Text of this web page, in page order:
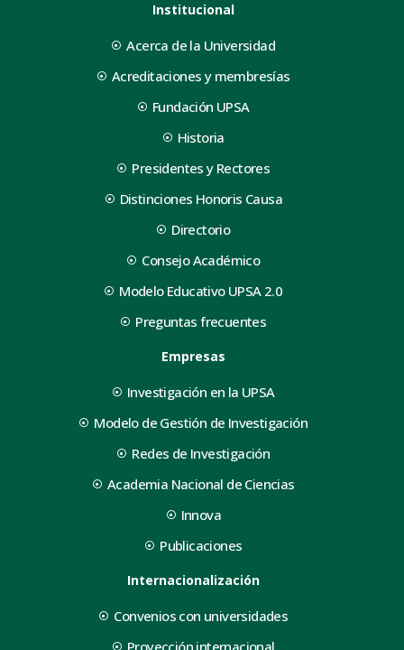
Institucional
Acerca de la Universidad
Acreditaciones y membresías
Fundación UPSA
Historia
Presidentes y Rectores
Distinciones Honoris Causa
Directorio
Consejo Académico
Modelo Educativo UPSA 2.0
Preguntas frecuentes
Empresas
Investigación en la UPSA
Modelo de Gestión de Investigación
Redes de Investigación
Academia Nacional de Ciencias
Innova
Publicaciones
Internacionalización
Convenios con universidades
Proyección internacional